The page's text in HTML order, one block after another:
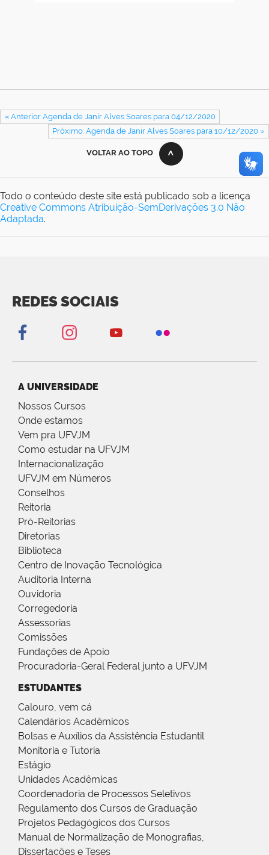
« Anterior Agenda de Janir Alves Soares para 04/12/2020
Próximo: Agenda de Janir Alves Soares para 10/12/2020 »
VOLTAR AO TOPO
Todo o conteúdo deste site está publicado sob a licença
Creative Commons Atribuição-SemDerivações 3.0 Não
Adaptada.
REDES SOCIAIS
A UNIVERSIDADE
Nossos Cursos
Onde estamos
Vem pra UFVJM
Como estudar na UFVJM
Internacionalização
UFVJM em Números
Conselhos
Reitoria
Pró-Reitorias
Diretorias
Biblioteca
Centro de Inovação Tecnológica
Auditoria Interna
Ouvidoria
Corregedoria
Assessorias
Comissões
Fundações de Apoio
Procuradoria-Geral Federal junto a UFVJM
ESTUDANTES
Calouro, vem cá
Calendários Acadêmicos
Bolsas e Auxílios da Assistência Estudantil
Monitoria e Tutoria
Estágio
Unidades Acadêmicas
Coordenadoria de Processos Seletivos
Regulamento dos Cursos de Graduação
Projetos Pedagógicos dos Cursos
Manual de Normalização de Monografias,
Dissertações e Teses